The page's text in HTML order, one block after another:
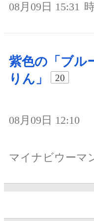
08月09日 15:31
紫色の「ブル
りん」
20
08月09日 12:10
マイナビウーマ